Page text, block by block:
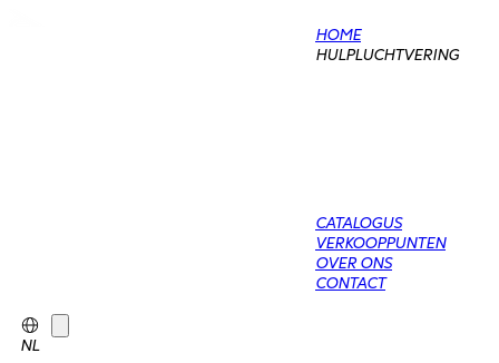
HOME
HULPLUCHTVERING
CATALOGUS
VERKOOPPUNTEN
OVER ONS
CONTACT
NL